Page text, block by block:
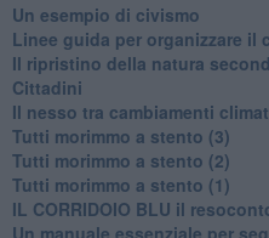
​Un esempio di civismo
​Linee guida per organizzare il
​Il ripristino della natura
Cittadini
Il nesso tra cambiamenti
Tutti morimmo a stento (3)
Tutti morimmo a stento (2)
​Tutti morimmo a stento (1)
IL CORRIDOIO BLU il
Un manuale essenziale per